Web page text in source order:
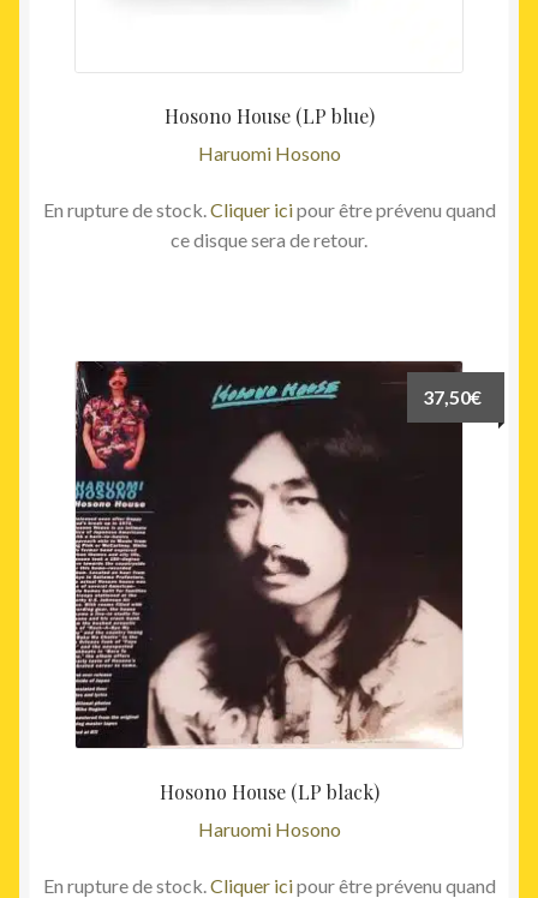
Hosono House (LP blue)
Haruomi Hosono
En rupture de stock.Cliquer icipour être prévenu quand
ce disque sera de retour.
Hosono House (LP black)
Haruomi Hosono
37,50€
En rupture de stock.Cliquer icipour être prévenu quand